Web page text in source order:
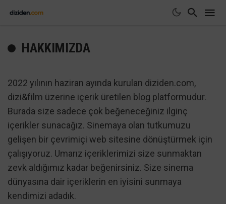
HAKKIMIZDA
2022 yılının haziran ayında kurulan diziden.com,
dizi&film üzerine içerik üretilen blog platformudur.
Burada size sadece çok beğeneceğiniz ilginç
içerikler sunacağız. Sinemaya olan tutkumuzu
gelişen bir çevrimiçi web sitesine dönüştürmek için
çalışıyoruz. Umarız içeriklerimizi size sunmaktan
zevk aldığımız kadar beğenirsiniz. Size sinema
dünyasına dair içeriklerin en iyisini sunmaya
kendimizi adadık.